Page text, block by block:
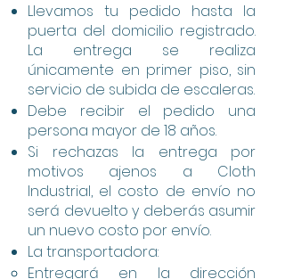
Llevamos tu pedido hasta la
puerta del domicilio registrado.
La entrega se realiza
únicamente en primer piso, sin
servicio de subida de escaleras.
Debe recibir el pedido una
persona mayor de 18 años.
Si rechazas la entrega por
motivos ajenos a Cloth
Industrial, el costo de envío no
será devuelto y deberás asumir
un nuevo costo por envío.
La transportadora:
Entregará en la dirección